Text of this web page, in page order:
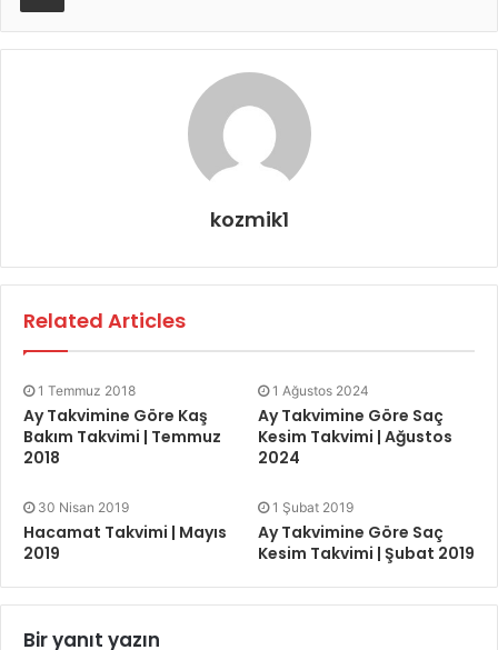
kozmik1
Related Articles
1 Temmuz 2018
Ay Takvimine Göre Kaş
Bakım Takvimi | Temmuz
2018
1 Ağustos 2024
Ay Takvimine Göre Saç
Kesim Takvimi | Ağustos
2024
30 Nisan 2019
Hacamat Takvimi | Mayıs
2019
1 Şubat 2019
Ay Takvimine Göre Saç
Kesim Takvimi | Şubat 2019
Bir yanıt yazın